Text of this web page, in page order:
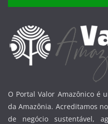
O Portal Valor Amazônico é
da Amazônia. Acreditamos
de negócio sustentável,